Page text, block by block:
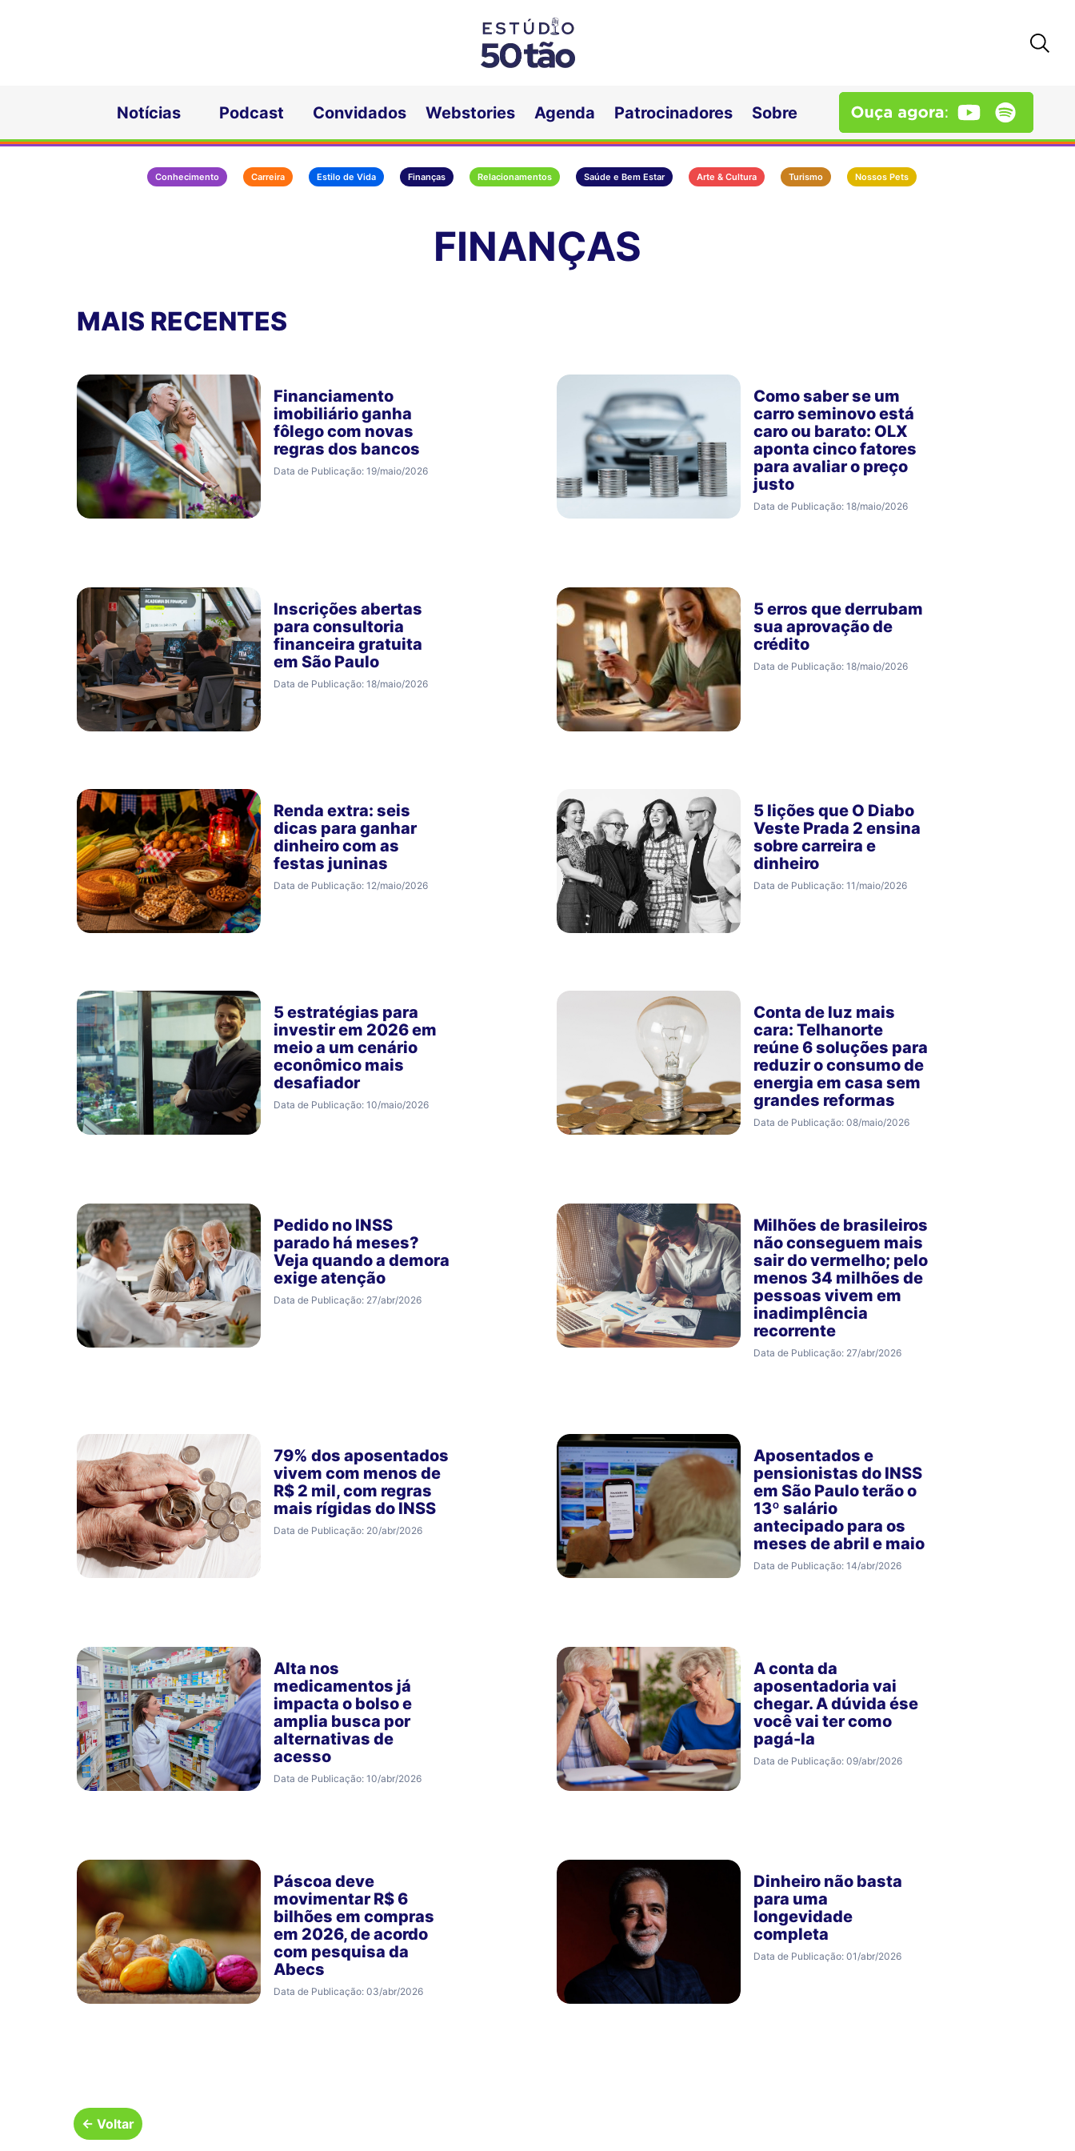
Notícias Podcast Convidados Webstories Agenda Patrocinadores Sobre
Conhecimento Carreira Estilo de Vida Finanças Relacionamentos Saúde e Bem Estar Arte & Cultura Turismo Nossos Pets
FINANÇAS
MAIS RECENTES
Financiamento
imobiliário ganha
fôlego com novas
regras dos bancos
Data de Publicação: 19/maio/2026
Como saber se um
carro seminovo está
caro ou barato: OLX
aponta cinco fatores
para avaliar o preço
justo
Data de Publicação: 18/maio/2026
Inscrições abertas
para consultoria
financeira gratuita
em São Paulo
Data de Publicação: 18/maio/2026
5 erros que derrubam
sua aprovação de
crédito
Data de Publicação: 18/maio/2026
Renda extra: seis
dicas para ganhar
dinheiro com as
festas juninas
Data de Publicação: 12/maio/2026
5 lições que O Diabo
Veste Prada 2 ensina
sobre carreira e
dinheiro
Data de Publicação: 11/maio/2026
5 estratégias para
investir em 2026 em
meio a um cenário
econômico mais
desafiador
Data de Publicação: 10/maio/2026
Conta de luz mais
cara: Telhanorte
reúne 6 soluções para
reduzir o consumo de
energia em casa sem
grandes reformas
Data de Publicação: 08/maio/2026
Pedido no INSS
parado há meses?
Veja quando a demora
exige atenção
Data de Publicação: 27/abr/2026
Milhões de brasileiros
não conseguem mais
sair do vermelho; pelo
menos 34 milhões de
pessoas vivem em
inadimplência
recorrente
Data de Publicação: 27/abr/2026
79% dos aposentados
vivem com menos de
R$ 2 mil, com regras
mais rígidas do INSS
Data de Publicação: 20/abr/2026
Aposentados e
pensionistas do INSS
em São Paulo terão o
13º salário
antecipado para os
meses de abril e maio
Data de Publicação: 14/abr/2026
Alta nos
medicamentos já
impacta o bolso e
amplia busca por
alternativas de
acesso
Data de Publicação: 10/abr/2026
A conta da
aposentadoria vai
chegar. A dúvida ése
você vai ter como
pagá-la
Data de Publicação: 09/abr/2026
Páscoa deve
movimentar R$ 6
bilhões em compras
em 2026, de acordo
com pesquisa da
Abecs
Data de Publicação: 03/abr/2026
Dinheiro não basta
para uma
longevidade
completa
Data de Publicação: 01/abr/2026
← Voltar